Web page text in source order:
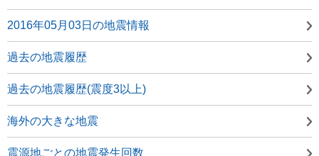
2016年05月03日の地震情報
過去の地震履歴
過去の地震履歴(震度3以上)
海外の大きな地震
震源地ごとの地震発生回数